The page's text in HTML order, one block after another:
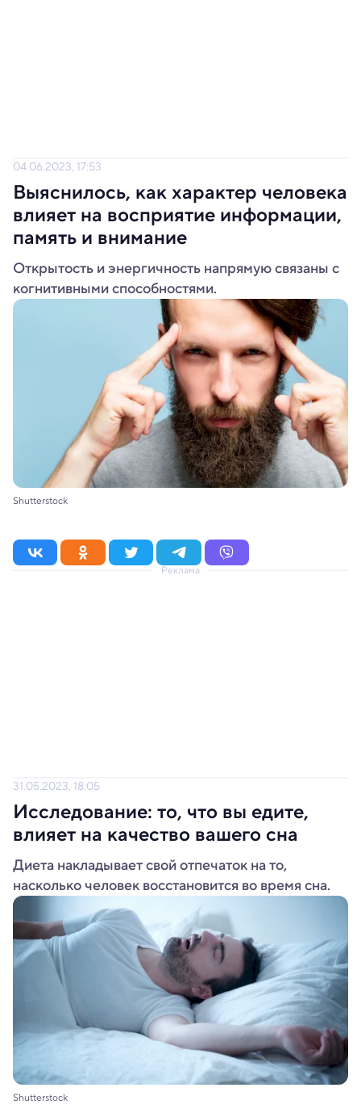
04.06.2023, 17:53
Выяснилось, как характер человека
влияет на восприятие информации,
память и внимание
Открытость и энергичность напрямую связаны с
когнитивными способностями.
Shutterstock
Реклама
31.05.2023, 18:05
Исследование: то, что вы едите,
влияет на качество вашего сна
Диета накладывает свой отпечаток на то,
насколько человек восстановится во время сна.
Shutterstock